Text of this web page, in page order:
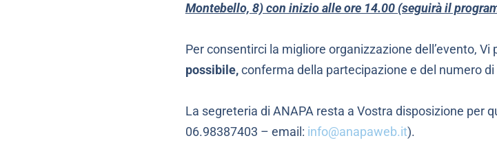
Montebello, 8) con inizio alle ore 14.00 (seguirà il
Per consentirci la migliore organizzazione dell’evento, Vi
possibile,conferma della partecipazione e del numero
La segreteria di ANAPA resta a Vostra disposizione per
06.98387403 – email: info@anapaweb.it).